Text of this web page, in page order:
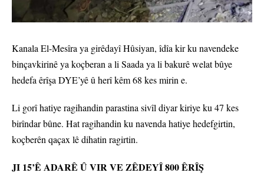
Kanala El-Mesîra ya girêdayî Hûsiyan, îdîa kir ku navendeke
binçavkirinê ya koçberan a li Saada ya li bakurê welat bûye
hedefa êrîşa DYE’yê û herî kêm 68 kes mirin e.
Li gorî hatiye ragihandin parastina sivîl diyar kiriye ku 47 kes
birîndar bûne. Hat ragihandin ku navenda hatiye hedefgirtin,
koçberên qaçax lê dihatin ragirtin.
JI 15’Ê ADARÊ Û VIR VE ZÊDEYÎ 800 ÊRÎŞ